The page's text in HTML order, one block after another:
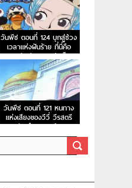
วันพีช ตอนที่ 124 บุกสู่ช่วง
เวลาแห่งฝันร้าย ที่นี่คือ
ฐานทัพลับของกลุ่มเม็ด
ทราย
วันพีช ตอนที่ 121 หนทาง
แห่งเสียงของวีวี่ วีรสตรี
ร่ายรำลงมาแล้ว